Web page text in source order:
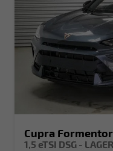
Cupra Formentor
1,5 eTSI DSG - LAGER